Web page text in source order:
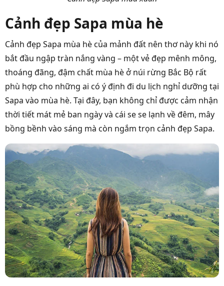
Cảnh đẹp Sapa mùa hè
Cảnh đẹp Sapa mùa hè của mảnh đất nên thơ này khi nó
bắt đầu ngập tràn nắng vàng – một vẻ đẹp mênh mông,
thoáng đãng, đậm chất mùa hè ở núi rừng Bắc Bộ rất
phù hợp cho những ai có ý định đi du lịch nghỉ dưỡng tại
Sapa vào mùa hè. Tại đây, bạn không chỉ được cảm nhận
thời tiết mát mẻ ban ngày và cái se se lạnh về đêm, mây
bồng bềnh vào sáng mà còn ngắm trọn cảnh đẹp Sapa.